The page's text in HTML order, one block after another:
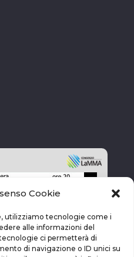
Cookie
utilizziamo tecnologie come i
alle informazioni del
ci permetterà di
di navigazione o ID unici su